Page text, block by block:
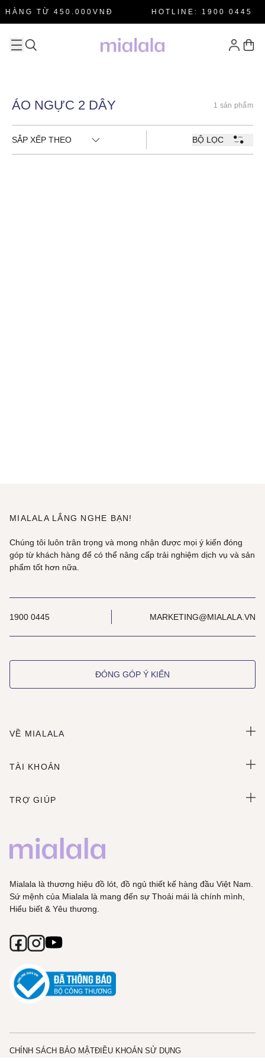
HÀNG TỪ 450.000VNĐ HOTLINE: 1900 0445
ÁO NGỰC 2 DÂY 1 sản phẩm
SẮP XẾP THEO BỘ LỌC
MIALALA LẮNG NGHE BẠN!
Chúng tôi luôn trân trọng và mong nhận được mọi ý kiến đóng
góp từ khách hàng để có thể nâng cấp trải nghiệm dịch vụ và sản
phẩm tốt hơn nữa.
1900 0445 MARKETING@MIALALA.VN
ĐÓNG GÓP Ý KIẾN
VỀ MIALALA
TÀI KHOẢN
TRỢ GIÚP
Mialala là thương hiệu đồ lót, đồ ngủ thiết kế hàng đầu Việt Nam.
Sứ mệnh của Mialala là mang đến sự Thoải mái là chính mình,
Hiểu biết & Yêu thương.
CHÍNH SÁCH BẢO MẬTĐIỀU KHOẢN SỬ DỤNG